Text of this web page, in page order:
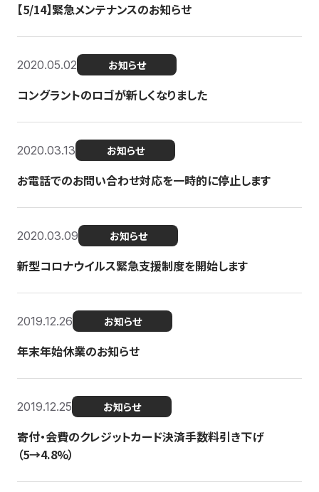
【5/14】緊急メンテナンスのお知らせ
2020.05.02 お知らせ
コングラントのロゴが新しくなりました
2020.03.13 お知らせ
お電話でのお問い合わせ対応を一時的に停止します
2020.03.09 お知らせ
新型コロナウイルス緊急支援制度を開始します
2019.12.26 お知らせ
年末年始休業のお知らせ
2019.12.25 お知らせ
寄付・会費のクレジットカード決済手数料引き下げ
（5→4.8%）